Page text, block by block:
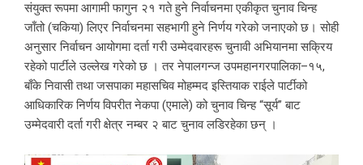
संयुक्त रूपमा आगामी फागुन २१ गते हुने निर्वाचनमा एकीकृत चुनाव चिन्ह
जाँतो (चकिया) लिएर निर्वाचनमा सहभागी हुने निर्णय गरेको जनाएको छ। सोही
अनुसार निर्वाचन आयोगमा दर्ता गरी उम्मेदवारहरू चुनावी अभियानमा सक्रिय
रहेको पार्टीले उल्लेख गरेको छ । तर नेपालगन्ज उपमहानगरपालिका–१५,
बाँके निवासी तथा जसपाका महासचिव मोहम्मद इस्तियाक राईले पार्टीको
आधिकारिक निर्णय विपरीत नेकपा (एमाले) को चुनाव चिन्ह “सूर्य” बाट
उम्मेदवारी दर्ता गरी क्षेत्र नम्बर २ बाट चुनाव लडिरहेका छन् ।